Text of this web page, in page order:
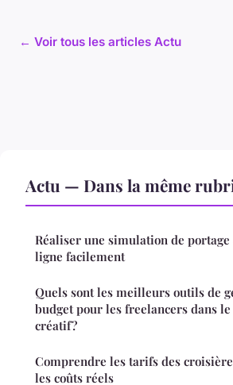
← Voir tous les articles Actu
Actu — Dans la même
Réaliser une simulation de
ligne facilement
Quels sont les meilleurs outils de
budget pour les freelancers dans
créatif?
Comprendre les tarifs des
les coûts réels